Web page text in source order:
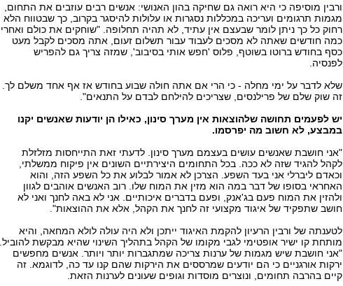
ורבין מוסיפה כי היא רואה גם שחיקה בהון האנושי: אנשים רבים עוזבים את התחום,
מגמות תרגומים ועריכה במכללות נסגרות או עלולות להיסגר בקרוב, כך שבטווח הלא
רחוק כל כך ניתן לומר שבעצם אין עתיד, לא תהיה תחלופה. "שוחקים את כולם ואחרי
כמה חודשים שאתה לא מסכים לעבוד עבור תשלום זעום, אתה מסכים לקבל מעט
כסף בחודש ברוטו בשוטף, פלוס 'חפש אותי בסיבוב', שמזה צריך גם להפריש
לפנסיה.
שלא לדבר על ימי מחלה - כי הרי אם אתה חולה שבוע בחודש אז אף אחד משלם לך.
זה שוק שלם של פרילנסים, שצריכים להילחם לבדם על התנאים".
יש לפעמים תחושה שלהוצאות אין מערך סינון, כאילו הן יודעות שאנשים יקנו
במבצע, לא חשוב מה יפרסמו.
"אני חושבת שאנשים עושים בעצמם מערך סינון. לדעתי זאת התייחסות מזלזלת
לקהל להגיד שזה לא ככה. בכל התחומים היצירתיים השונים אין פיקוח ממשלתי,
וכאדם ליברלי אני בעד השפע. הצרכן לא אמור לבלוע את כל השפע הזה, והוא
האחראי בסופו של דבר במה הוא מזין את המוח שלו. רוב האנשים אוהבים לגוון
ולהזין את המוח פעם בג'אנק, ופעם בדברים איכותיים. אני לא באה לחנך ואני לא
חושב שתפקיד של איגוד מקצועי זה לחנך את הקהל, אלא את ההוצאות".
לטענתה של ורבין הרעיון להקמת האיגוד ייתכן ולא היה עולה לולא המחאה, והיא
מותחת קו ישיר אופטימי לגבי מקומו של הקהל בתהליך השינוי שהיא מבקשת להוביל.
"אני חושבת שיש מגמות של ערנות צריכה שמתגברות יותר ויותר. אנשים מחפשים
ירקות אורגניים כי הם יודעים שמרססים את הירקות שהם קנו עד כה, לדוגמא. זה
קיים בהרבה תחומים, ונוצרים מוסדות וגופים שעונים לערנות הזאת.